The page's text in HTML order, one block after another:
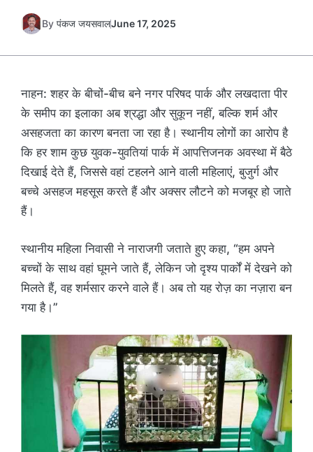
By पंकज जयसवालJune 17, 2025
नाहन: शहर के बीचों-बीच बने नगर परिषद पार्क और लखदाता पीर
के समीप का इलाका अब श्रद्धा और सुकून नहीं, बल्कि शर्म और
असहजता का कारण बनता जा रहा है। स्थानीय लोगों का आरोप है
कि हर शाम कुछ युवक-युवतियां पार्क में आपत्तिजनक अवस्था में बैठे
दिखाई देते हैं, जिससे वहां टहलने आने वाली महिलाएं, बुजुर्ग और
बच्चे असहज महसूस करते हैं और अक्सर लौटने को मजबूर हो जाते
हैं।
स्थानीय महिला निवासी ने नाराजगी जताते हुए कहा, “हम अपने
बच्चों के साथ वहां घूमने जाते हैं, लेकिन जो दृश्य पार्कों में देखने को
मिलते हैं, वह शर्मसार करने वाले हैं। अब तो यह रोज़ का नज़ारा बन
गया है।”